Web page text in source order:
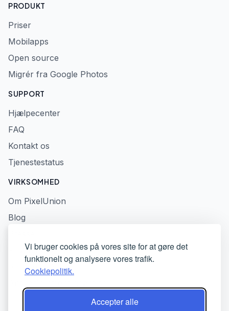
Vi bruger cookies på vores site for at gøre det
funktionelt og analysere vores trafik.
Cookiepolitik.
Accepter alle
PRODUKT
Priser
Mobilapps
Open source
Migrér fra Google Photos
SUPPORT
Hjælpecenter
FAQ
Kontakt os
Tjenestestatus
VIRKSOMHED
Om PixelUnion
Blog
Privatlivspolitik
Servicevilkår